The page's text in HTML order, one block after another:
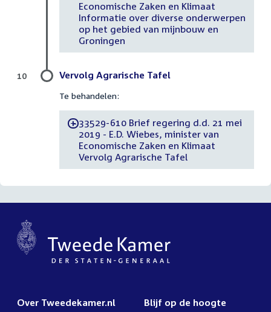
Economische Zaken en Klimaat
Informatie over diverse onderwerpen
op het gebied van mijnbouw en
Groningen
Vervolg Agrarische Tafel
Te behandelen:
-33529-610 Brief regering d.d. 21 mei
2019 - E.D. Wiebes, minister van
Economische Zaken en Klimaat
Vervolg Agrarische Tafel
10
Over Tweedekamer.nl Blijf op de hoogte